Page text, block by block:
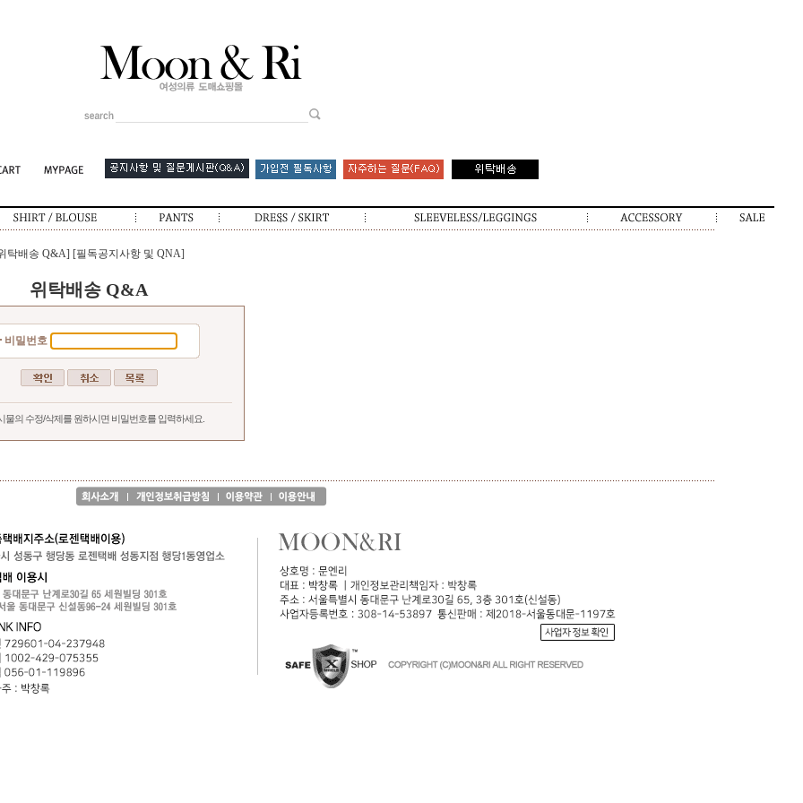
탁배송 Q&A] [필독공지사항 및 QNA]
위탁배송 Q&A
비밀번호
물의 수정/삭제를 원하시면 비밀번호를 입력하세요.